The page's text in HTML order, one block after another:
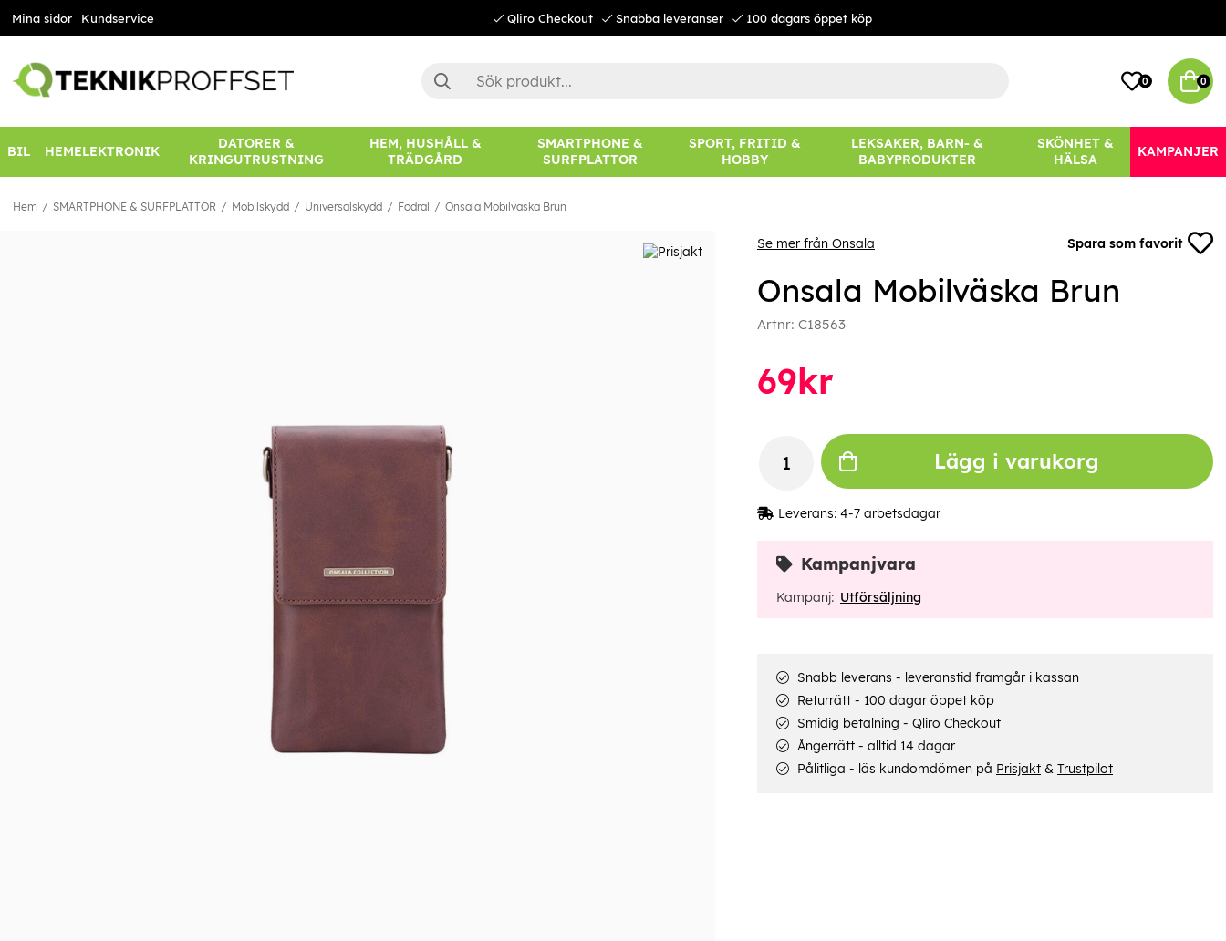
Mina sidor Kundservice Qliro Checkout Snabba leveranser 100 dagars öppet köp
0 0
BIL HEMELEKTRONIK
DATORER &
KRINGUTRUSTNING
HEM, HUSHÅLL &
TRÄDGÅRD
SMARTPHONE &
SURFPLATTOR
SPORT, FRITID &
HOBBY
LEKSAKER, BARN- &
BABYPRODUKTER
SKÖNHET &
HÄLSA
KAMPANJER
Hem SMARTPHONE & SURFPLATTOR Mobilskydd Universalskydd Fodral Onsala Mobilväska Brun
Se mer från Onsala Spara som favorit
Onsala Mobilväska Brun
Artnr: C18563
69kr
Lägg i varukorg
Leverans: 4-7 arbetsdagar
Kampanjvara
Kampanj: Utförsäljning
Snabb leverans - leveranstid framgår i kassan
Returrätt - 100 dagar öppet köp
Smidig betalning - Qliro Checkout
Ångerrätt - alltid 14 dagar
Pålitliga - läs kundomdömen på Prisjakt& Trustpilot